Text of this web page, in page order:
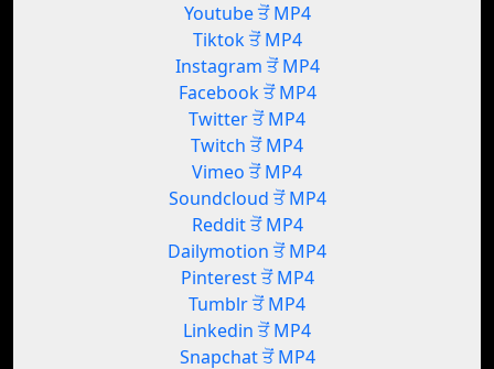
Youtube ਤੋਂ MP4
Tiktok ਤੋਂ MP4
Instagram ਤੋਂ MP4
Facebook ਤੋਂ MP4
Twitter ਤੋਂ MP4
Twitch ਤੋਂ MP4
Vimeo ਤੋਂ MP4
Soundcloud ਤੋਂ MP4
Reddit ਤੋਂ MP4
Dailymotion ਤੋਂ MP4
Pinterest ਤੋਂ MP4
Tumblr ਤੋਂ MP4
Linkedin ਤੋਂ MP4
Snapchat ਤੋਂ MP4